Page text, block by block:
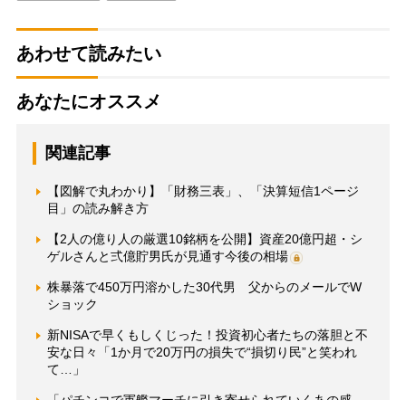
あわせて読みたい
あなたにオススメ
関連記事
【図解で丸わかり】「財務三表」、「決算短信1ページ
目」の読み解き方
【2人の億り人の厳選10銘柄を公開】資産20億円超・シ
ゲルさんと弍億貯男氏が見通す今後の相場
株暴落で450万円溶かした30代男 父からのメールでW
ショック
新NISAで早くもしくじった！投資初心者たちの落胆と不
安な日々「1か月で20万円の損失で“損切り民”と笑われ
て…」